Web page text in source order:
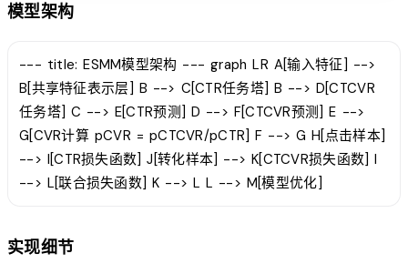
模型架构
--- title: ESMM模型架构 --- graph LR A[输入特征] -->
B[共享特征表示层] B --> C[CTR任务塔] B --> D[CTCVR
任务塔] C --> E[CTR预测] D --> F[CTCVR预测] E -->
G[CVR计算 pCVR = pCTCVR/pCTR] F --> G H[点击样本]
--> I[CTR损失函数] J[转化样本] --> K[CTCVR损失函数] I
--> L[联合损失函数] K --> L L --> M[模型优化]
实现细节